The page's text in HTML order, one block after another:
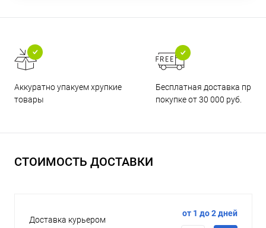
Аккуратно упакуем хрупкие
товары
Бесплатная доставка при
покупке от 30 000 руб.
СТОИМОСТЬ ДОСТАВКИ
Доставка курьером
от 1 до 2 дней